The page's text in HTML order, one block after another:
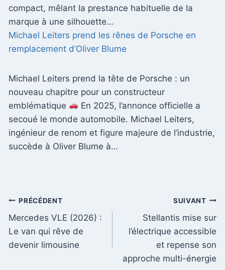
compact, mêlant la prestance habituelle de la
marque à une silhouette…
Michael Leiters prend les rênes de Porsche en
remplacement d’Oliver Blume
Michael Leiters prend la tête de Porsche : un
nouveau chapitre pour un constructeur
emblématique
En 2025, l’annonce officielle a
secoué le monde automobile. Michael Leiters,
ingénieur de renom et figure majeure de l’industrie,
succède à Oliver Blume à…
Navigation
de
l’article
PRÉCÉDENT
Mercedes VLE (2026) :
Le van qui rêve de
devenir limousine
SUIVANT
Stellantis mise sur
l’électrique accessible
et repense son
approche multi-énergie